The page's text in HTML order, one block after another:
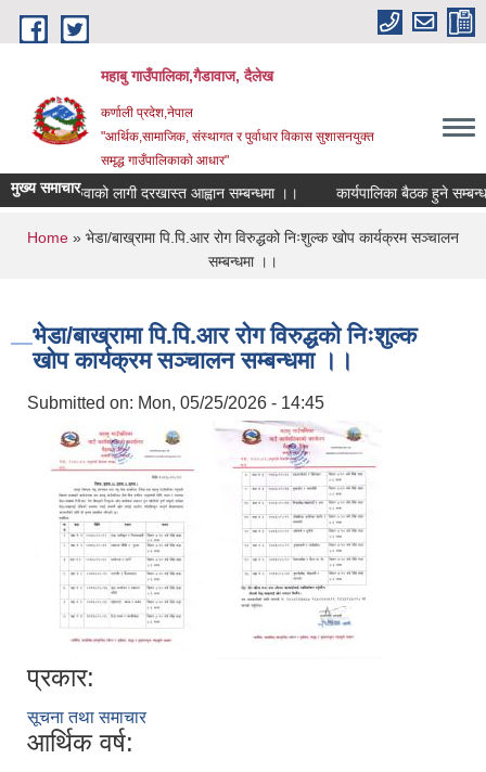
Skip to main content
महाबु गाउँपालिका,गैडावाज, दैलेख
कर्णाली प्रदेश,नेपाल
"आर्थिक,सामाजिक, संस्थागत र पुर्वाधार विकास सुशासनयुक्त
समृद्ध गाउँपालिकाकाे आधार"
मुख्य समाचार
शिक्षक सरुवाको लागी दरखास्त आह्वान सम्बन्धमा ।। कार्यपालिका बैठक हुने
You are here
Home » भेडा/बाख्रामा पि.पि.आर रोग विरुद्धको निःशुल्क खोप कार्यक्रम सञ्चालन
सम्बन्धमा ।।
भेडा/बाख्रामा पि.पि.आर रोग विरुद्धको निःशुल्क
खोप कार्यक्रम सञ्चालन सम्बन्धमा ।।
Submitted on: Mon, 05/25/2026 - 14:45
प्रकार:
सूचना तथा समाचार
आर्थिक वर्ष: